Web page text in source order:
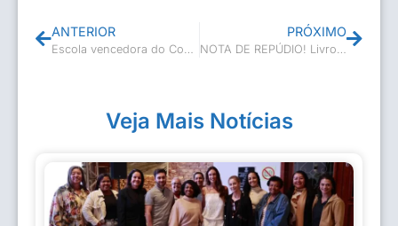
ANTERIOR
Escola vencedora do Concurso de Quadrilhas
PRÓXIMO
NOTA DE REPÚDIO! Livro Viajante
Veja Mais Notícias